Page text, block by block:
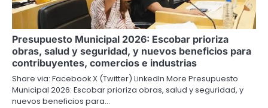
Presupuesto Municipal 2026: Escobar prioriza
obras, salud y seguridad, y nuevos beneficios para
contribuyentes, comercios e industrias
Share via: Facebook X (Twitter) LinkedIn More Presupuesto
Municipal 2026: Escobar prioriza obras, salud y seguridad, y
nuevos beneficios para…